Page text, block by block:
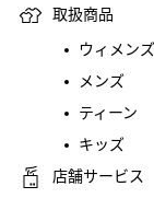
取扱商品
ウィメンズ
メンズ
ティーン
キッズ
店舗サービス